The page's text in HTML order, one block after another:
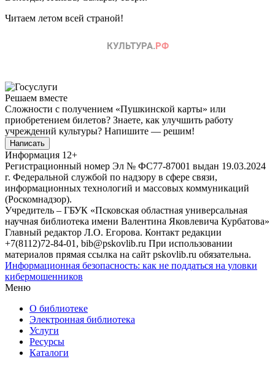
Читаем летом всей страной!
Решаем вместе
Сложности с получением «Пушкинской карты» или
приобретением билетов? Знаете, как улучшить работу
учреждений культуры? Напишите — решим!
Написать
Информация 12+
Регистрационный номер Эл № ФС77-87001 выдан 19.03.2024
г. Федеральной службой по надзору в сфере связи,
информационных технологий и массовых коммуникаций
(Роскомнадзор).
Учредитель – ГБУК «Псковская областная универсальная
научная библиотека имени Валентина Яковлевича Курбатова»
Главный редактор Л.О. Егорова. Контакт редакции
+7(8112)72-84-01, bib@pskovlib.ru При использовании
материалов прямая ссылка на сайт pskovlib.ru обязательна.
Информационная безопасность: как не поддаться на уловки
кибермошенников
Меню
О библиотеке
Электронная библиотека
Услуги
Ресурсы
Каталоги